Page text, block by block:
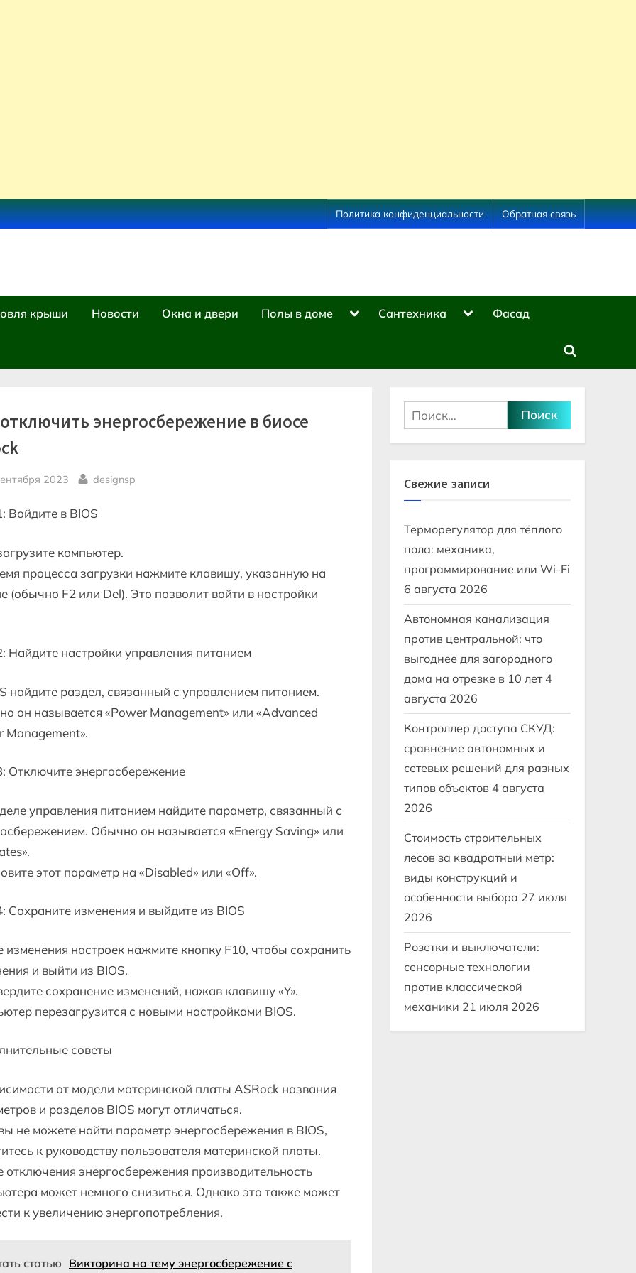
Политика конфиденциальности Обратная связь
крыши Новости Окна и двери Полы в доме
ToggleСантехника
ToggleФасад
Toggle
form
энергосбережение в биосе
2023 By
designsp
Войдите в BIOS
компьютер.
процесса загрузки нажмите клавишу, указанную на
(обычно F2 или Del). Это позволит войти в настройки
Найдите настройки управления питанием
найдите раздел, связанный с управлением питанием.
он называется «Power Management» или «Advanced
Management».
Отключите энергосбережение
управления питанием найдите параметр, связанный с
Обычно он называется «Energy Saving» или
этот параметр на «Disabled» или «Off».
Сохраните изменения и выйдите из BIOS
изменения настроек нажмите кнопку F10, чтобы сохранить
и выйти из BIOS.
сохранение изменений, нажав клавишу «Y».
перезагрузится с новыми настройками BIOS.
советы
от модели материнской платы ASRock названия
и разделов BIOS могут отличаться.
не можете найти параметр энергосбережения в BIOS,
к руководству пользователя материнской платы.
отключения энергосбережения производительность
может немного снизиться. Однако это также может
к увеличению энергопотребления.
статью
Викторина на тему энергосбережение с
Найти:
Свежие записи
Терморегулятор для тёплого
пола: механика,
программирование или Wi-Fi
6 августа 2026
Автономная канализация
против центральной: что
выгоднее для загородного
дома на отрезке в 10 лет 4
августа 2026
Контроллер доступа СКУД:
сравнение автономных и
сетевых решений для разных
типов объектов 4 августа
2026
Стоимость строительных
лесов за квадратный метр:
виды конструкций и
особенности выбора 27 июля
2026
Розетки и выключатели:
сенсорные технологии
против классической
механики 21 июля 2026